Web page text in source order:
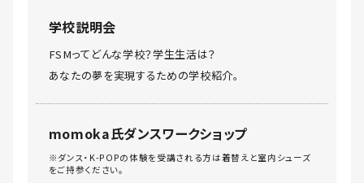
学校説明会
FSMってどんな学校？学生生活は？
あなたの夢を実現するための学校紹介。
momoka氏ダンスワークショップ
※ダンス・K-POPの体験を受講される方は着替えと室内シューズ
をご持参ください。